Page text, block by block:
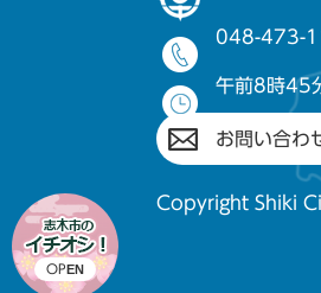
048-473-
午前8時45
お問い合わ
Copyright Shiki
OPEN